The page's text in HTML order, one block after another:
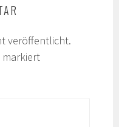
veröffentlicht.
markiert